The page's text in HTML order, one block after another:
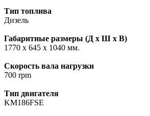
Тип топлива
Дизель
Габаритные размеры (Д х Ш х В)
1770 x 645 x 1040 мм.
Скорость вала нагрузки
700 rpm
Тип двигателя
KM186FSE